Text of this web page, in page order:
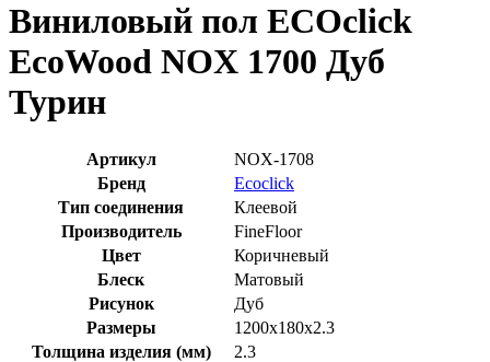
Виниловый пол ECOclick
EcoWood NOX 1700 Дуб
Турин
Артикул
NOX-1708
Бренд
Ecoclick
Тип соединения
Клеевой
Производитель
FineFloor
Цвет
Коричневый
Блеск
Матовый
Рисунок
Дуб
Размеры
1200x180x2.3
Толщина изделия (мм)
2.3